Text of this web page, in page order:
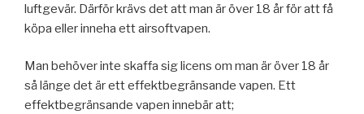
luftgevär. Därför krävs det att man är över 18 år för att få
köpa eller inneha ett airsoftvapen.
Man behöver inte skaffa sig licens om man är över 18 år
så länge det är ett effektbegränsande vapen. Ett
effektbegränsande vapen innebär att;